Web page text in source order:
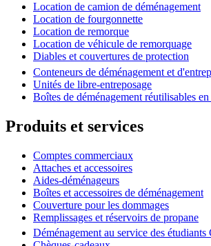
Location de camion de déménagement
Location de fourgonnette
Location de remorque
Location de véhicule de remorquage
Diables et couvertures de protection
Conteneurs de déménagement et
Unités de libre-entreposage
Boîtes de déménagement réutilisables
Produits et services
Comptes commerciaux
Attaches et accessoires
Aides-déménageurs
Boîtes et accessoires de déménagement
Couverture pour les dommages
Remplissages et réservoirs de propane
Déménagement au service des étudiants